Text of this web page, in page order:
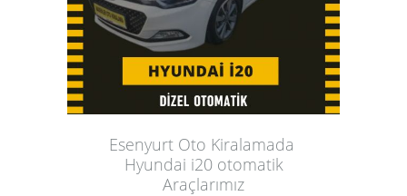
Esenyurt Oto Kiralamada
Hyundai i20 otomatik
Araçlarımız